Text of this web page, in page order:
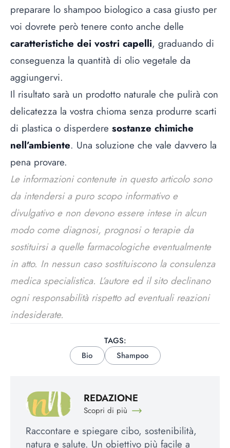
preparare lo shampoo biologico a casa giusto per
voi dovrete però tenere conto anche delle
caratteristiche dei vostri capelli, graduando di
conseguenza la quantità di olio vegetale da
aggiungervi.
Il risultato sarà un prodotto naturale che pulirà con
delicatezza la vostra chioma senza produrre scarti
di plastica o disperdere sostanze chimiche
nell’ambiente. Una soluzione che vale davvero la
pena provare.
Le informazioni contenute in questo articolo sono
da intendersi a puro scopo informativo e
divulgativo e non devono essere intese in alcun
modo come diagnosi, prognosi o terapie da
sostituirsi a quelle farmacologiche eventualmente
in atto. In nessun caso sostituiscono la consulenza
medica specialistica. L’autore ed il sito declinano
ogni responsabilità rispetto ad eventuali reazioni
indesiderate.
TAGS:
Bio
Shampoo
REDAZIONE
Scopri di più
Raccontare e spiegare cibo, sostenibilità,
natura e salute. Un obiettivo più facile a